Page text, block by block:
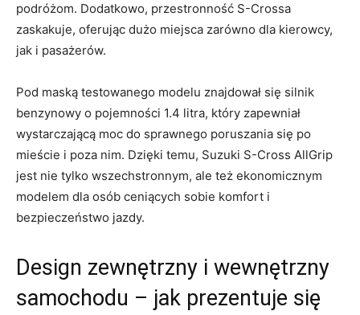
⁢podróżom. Dodatkowo, przestronność ⁤S-Crossa
⁤zaskakuje, oferując dużo miejsca zarówno dla kierowcy,
jak i pasażerów.
Pod maską testowanego modelu znajdował się silnik
benzynowy o pojemności 1.4 litra, który zapewniał
wystarczającą moc ​do sprawnego poruszania się po
mieście i poza nim. Dzięki temu, Suzuki S-Cross AllGrip
jest nie tylko wszechstronnym, ale też ekonomicznym
‌modelem dla osób ceniących sobie komfort i
bezpieczeństwo jazdy.
Design zewnętrzny i wewnętrzny
samochodu – jak prezentuje​ się